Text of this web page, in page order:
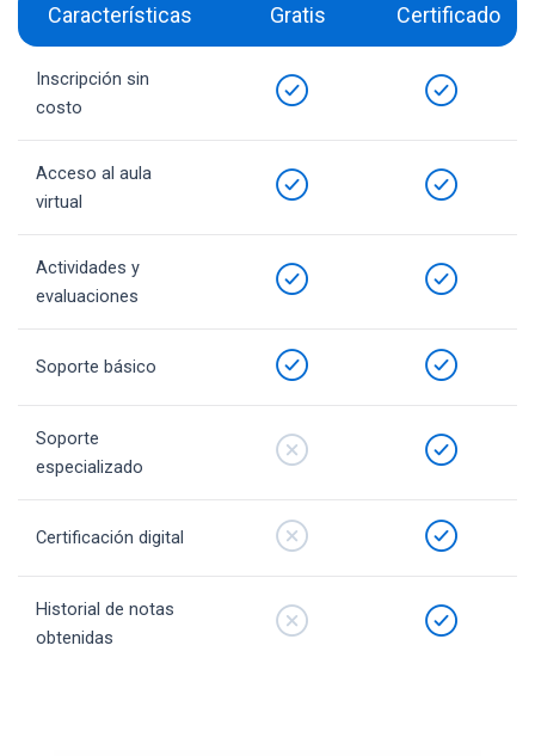
Características Gratis Certificado
Inscripción sin
costo
Acceso al aula
virtual
Actividades y
evaluaciones
Soporte básico
Soporte
especializado
Certificación digital
Historial de notas
obtenidas